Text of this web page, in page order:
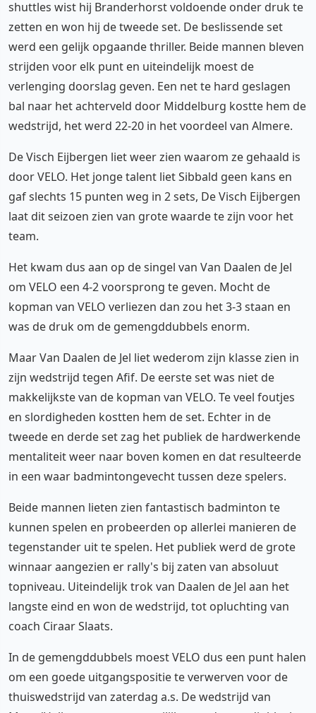
shuttles wist hij Branderhorst voldoende onder druk te
zetten en won hij de tweede set. De beslissende set
werd een gelijk opgaande thriller. Beide mannen bleven
strijden voor elk punt en uiteindelijk moest de
verlenging doorslag geven. Een net te hard geslagen
bal naar het achterveld door Middelburg kostte hem de
wedstrijd, het werd 22-20 in het voordeel van Almere.
De Visch Eijbergen liet weer zien waarom ze gehaald is
door VELO. Het jonge talent liet Sibbald geen kans en
gaf slechts 15 punten weg in 2 sets, De Visch Eijbergen
laat dit seizoen zien van grote waarde te zijn voor het
team.
Het kwam dus aan op de singel van Van Daalen de Jel
om VELO een 4-2 voorsprong te geven. Mocht de
kopman van VELO verliezen dan zou het 3-3 staan en
was de druk om de gemengddubbels enorm.
Maar Van Daalen de Jel liet wederom zijn klasse zien in
zijn wedstrijd tegen Afif. De eerste set was niet de
makkelijkste van de kopman van VELO. Te veel foutjes
en slordigheden kostten hem de set. Echter in de
tweede en derde set zag het publiek de hardwerkende
mentaliteit weer naar boven komen en dat resulteerde
in een waar badmintongevecht tussen deze spelers.
Beide mannen lieten zien fantastisch badminton te
kunnen spelen en probeerden op allerlei manieren de
tegenstander uit te spelen. Het publiek werd de grote
winnaar aangezien er rally's bij zaten van absoluut
topniveau. Uiteindelijk trok van Daalen de Jel aan het
langste eind en won de wedstrijd, tot opluchting van
coach Ciraar Slaats.
In de gemengddubbels moest VELO dus een punt halen
om een goede uitgangspositie te verwerven voor de
thuiswedstrijd van zaterdag a.s. De wedstrijd van